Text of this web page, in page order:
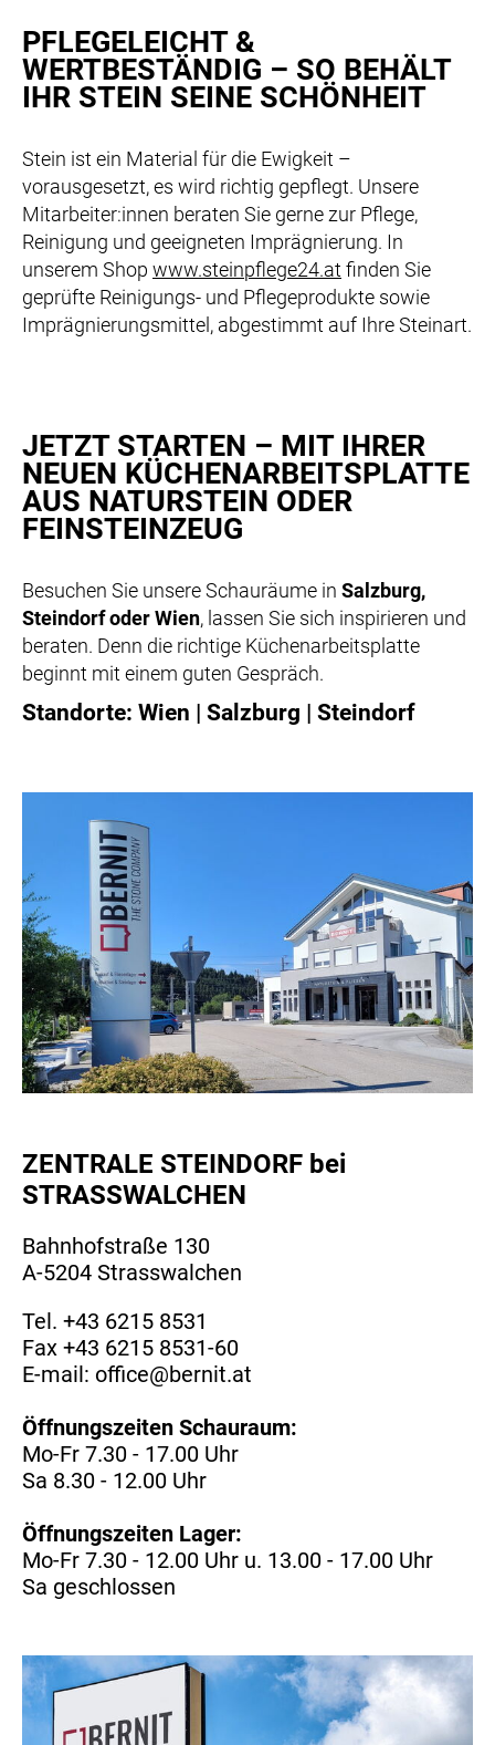
PFLEGELEICHT &
WERTBESTÄNDIG – SO BEHÄLT
IHR STEIN SEINE SCHÖNHEIT
Stein ist ein Material für die Ewigkeit –
vorausgesetzt, es wird richtig gepflegt. Unsere
Mitarbeiter:innen beraten Sie gerne zur Pflege,
Reinigung und geeigneten Imprägnierung. In
unserem Shop www.steinpflege24.at finden Sie
geprüfte Reinigungs- und Pflegeprodukte sowie
Imprägnierungsmittel, abgestimmt auf Ihre Steinart.
JETZT STARTEN – MIT IHRER
NEUEN KÜCHENARBEITSPLATTE
AUS NATURSTEIN ODER
FEINSTEINZEUG
Besuchen Sie unsere Schauräume in Salzburg,
Steindorf oder Wien, lassen Sie sich inspirieren und
beraten. Denn die richtige Küchenarbeitsplatte
beginnt mit einem guten Gespräch.
Standorte: Wien | Salzburg | Steindorf
ZENTRALE STEINDORF bei
STRASSWALCHEN
Bahnhofstraße 130
A-5204 Strasswalchen
Tel. +43 6215 8531
Fax +43 6215 8531-60
E-mail: office@bernit.at
Öffnungszeiten Schauraum:
Mo-Fr 7.30 - 17.00 Uhr
Sa 8.30 - 12.00 Uhr
Öffnungszeiten Lager:
Mo-Fr 7.30 - 12.00 Uhr u. 13.00 - 17.00 Uhr
Sa geschlossen